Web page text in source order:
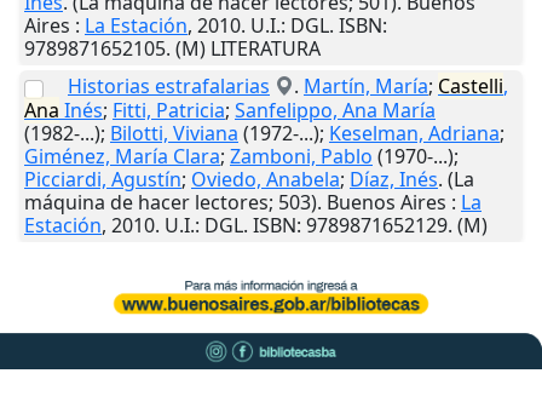
Aires : La Estación, 2010. U.I.: DGL. ISBN:
9789871652105. (M) LITERATURA
Historias estrafalarias
. Martín, María; Castelli,
Ana Inés; Fitti, Patricia; Sanfelippo, Ana María
(1982-...); Bilotti, Viviana (1972-...); Keselman, Adriana;
Giménez, María Clara; Zamboni, Pablo (1970-...);
Picciardi, Agustín; Oviedo, Anabela; Díaz, Inés. (La
máquina de hacer lectores; 503). Buenos Aires : La
Estación, 2010. U.I.: DGL. ISBN: 9789871652129. (M)